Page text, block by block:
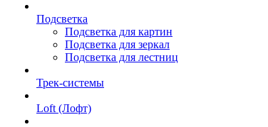
Подсветка
Подсветка для картин
Подсветка для зеркал
Подсветка для лестниц
Трек-системы
Loft (Лофт)